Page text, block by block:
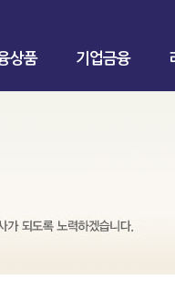
상품 기업금융